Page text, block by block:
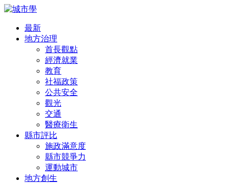
最新
地方治理
首長觀點
經濟就業
教育
社福政策
公共安全
觀光
交通
醫療衛生
縣市評比
施政滿意度
縣市競爭力
運動城市
地方創生